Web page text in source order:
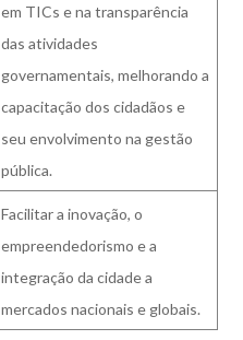
em TICs e na transparência
das atividades
governamentais, melhorando a
capacitação dos cidadãos e
seu envolvimento na gestão
pública.
Facilitar a inovação, o
empreendedorismo e a
integração da cidade a
mercados nacionais e globais.